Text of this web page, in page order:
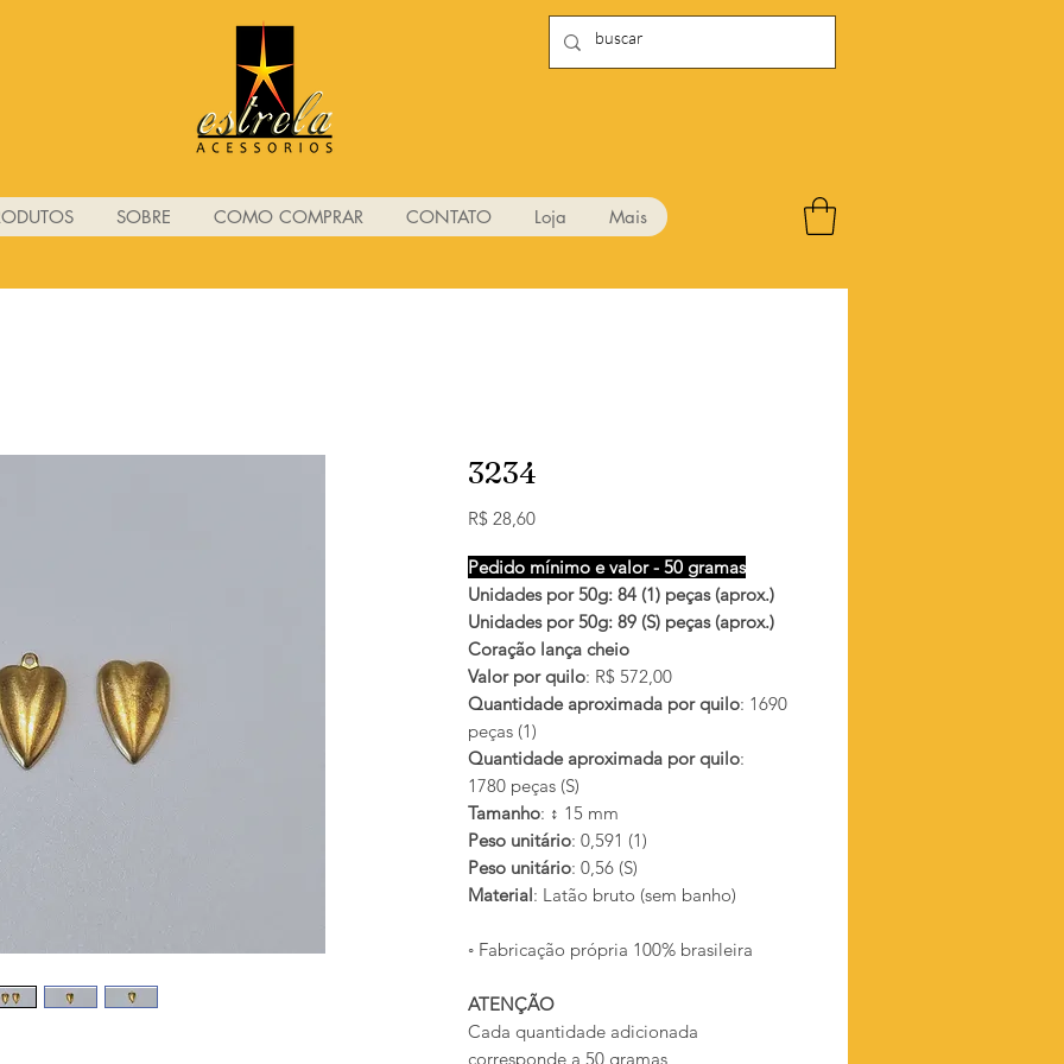
SOBRE COMO COMPRAR CONTATO Loja Mais
3234
R$ 28,60Preço
Pedido mínimo e valor - 50 gramas
Unidades por 50g: 84 (1) peças (aprox.)
Unidades por 50g: 89 (S) peças (aprox.)
Coração lança cheio
Valor por quilo: R$ 572,00
Quantidade aproximada por quilo: 1690
peças (1)
Quantidade aproximada por quilo:
1780 peças (S)
Tamanho: ↕ 15 mm
Peso unitário: 0,591 (1)
Peso unitário: 0,56 (S)
Material: Latão bruto (sem banho)
◦ Fabricação própria 100% brasileira
ATENÇÃO
Cada quantidade adicionada
corresponde a 50 gramas